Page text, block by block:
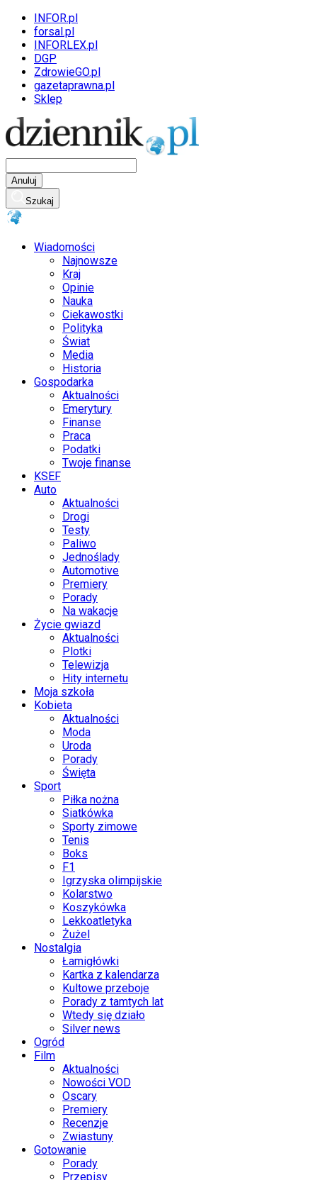
INFOR.pl
forsal.pl
INFORLEX.pl
DGP
ZdrowieGO.pl
gazetaprawna.pl
Sklep
Anuluj
Szukaj
Wiadomości
Najnowsze
Kraj
Opinie
Nauka
Ciekawostki
Polityka
Świat
Media
Historia
Gospodarka
Aktualności
Emerytury
Finanse
Praca
Podatki
Twoje finanse
KSEF
Auto
Aktualności
Drogi
Testy
Paliwo
Jednoślady
Automotive
Premiery
Porady
Na wakacje
Życie gwiazd
Aktualności
Plotki
Telewizja
Hity internetu
Moja szkoła
Kobieta
Aktualności
Moda
Uroda
Porady
Święta
Sport
Piłka nożna
Siatkówka
Sporty zimowe
Tenis
Boks
F1
Igrzyska olimpijskie
Kolarstwo
Koszykówka
Lekkoatletyka
Żużel
Nostalgia
Łamigłówki
Kartka z kalendarza
Kultowe przeboje
Porady z tamtych lat
Wtedy się działo
Silver news
Ogród
Film
Aktualności
Nowości VOD
Oscary
Premiery
Recenzje
Zwiastuny
Gotowanie
Porady
Przepisy